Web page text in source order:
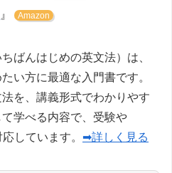
』 Amazon
ばんはじめの英文法）は、
い方に最適な入門書です。
を、講義形式でわかりやす
学べる内容で、受験や
しています。 ➡詳しく見る